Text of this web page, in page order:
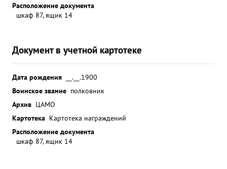
Расположение документа
шкаф 87, ящик 14
Документ в учетной картотеке
Дата рождения
__.__.1900
Воинское звание полковник
Архив ЦАМО
Картотека Картотека награждений
Расположение документа
шкаф 87, ящик 14